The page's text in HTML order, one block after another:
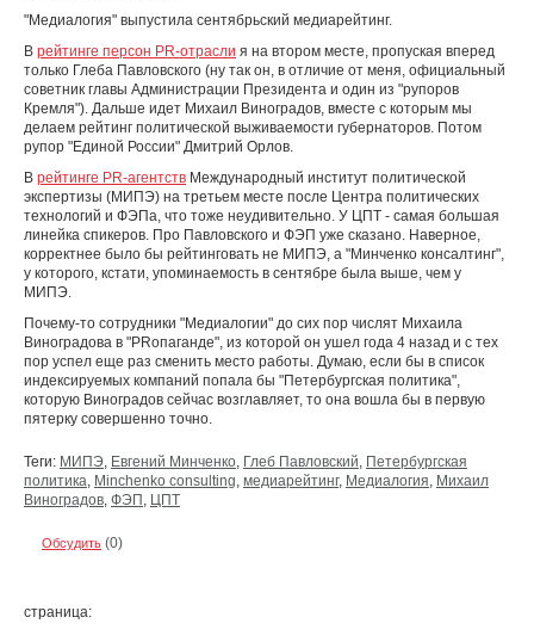
"Медиалогия" выпустила сентябрьский медиарейтинг.
В рейтинге персон PR-отрасли я на втором месте, пропуская вперед
только Глеба Павловского (ну так он, в отличие от меня, официальный
советник главы Администрации Президента и один из "рупоров
Кремля"). Дальше идет Михаил Виноградов, вместе с которым мы
делаем рейтинг политической выживаемости губернаторов. Потом
рупор "Единой России" Дмитрий Орлов.
В рейтинге PR-агентств Международный институт политической
экспертизы (МИПЭ) на третьем месте после Центра политических
технологий и ФЭПа, что тоже неудивительно. У ЦПТ - самая большая
линейка спикеров. Про Павловского и ФЭП уже сказано. Наверное,
корректнее было бы рейтинговать не МИПЭ, а "Минченко консалтинг",
у которого, кстати, упоминаемость в сентябре была выше, чем у
МИПЭ.
Почему-то сотрудники "Медиалогии" до сих пор числят Михаила
Виноградова в "PRопаганде", из которой он ушел года 4 назад и с тех
пор успел еще раз сменить место работы. Думаю, если бы в список
индексируемых компаний попала бы "Петербургская политика",
которую Виноградов сейчас возглавляет, то она вошла бы в первую
пятерку совершенно точно.
Теги: МИПЭ, Евгений Минченко, Глеб Павловский, Петербургская
политика, Minchenko consulting, медиарейтинг, Медиалогия, Михаил
Виноградов, ФЭП , ЦПТ
Обсудить (0)
страница: